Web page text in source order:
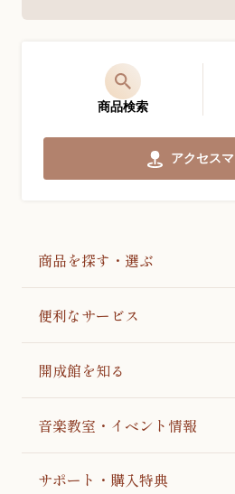
商品検索
アクセス
商品を探す・選ぶ
便利なサービス
開成館を知る
音楽教室・イベント情報
サポート・購入特典